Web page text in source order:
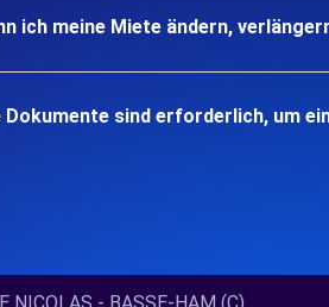
ich meine Miete ändern,
Dokumente sind erforderlich, um